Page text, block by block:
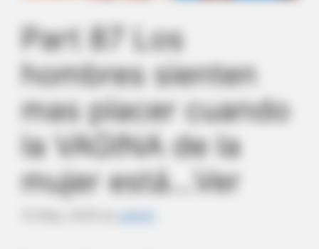
Part 87 Los
hombres sienten
mas placer cuando
la VAGINA de la
mujer está…Ver